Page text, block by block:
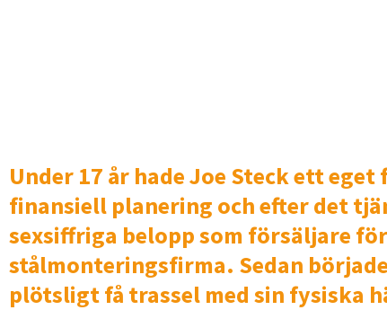
Under 17 år hade Joe Steck ett
finansiell planering och efter det
sexsiffriga belopp som försäljare
stålmonteringsfirma. Sedan
plötsligt få trassel med sin fysiska